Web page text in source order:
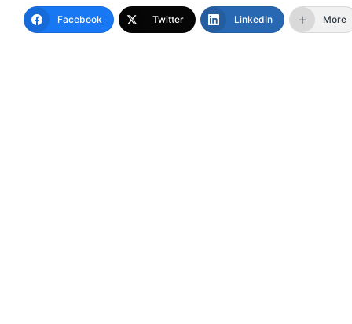
Facebook Twitter LinkedIn More